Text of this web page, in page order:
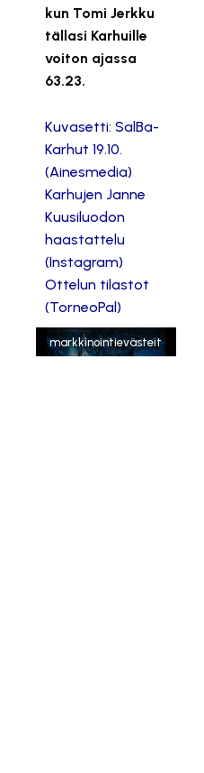
kun Tomi Jerkku
tällasi Karhuille
voiton ajassa
63.23.
Kuvasetti: SalBa-
Karhut 19.10.
(Ainesmedia)
Karhujen Janne
Kuusiluodon
haastattelu
(Instagram)
Ottelun tilastot
(TorneoPal)
Tämä sisältö on
estetty, koska se
markkinointievästeit